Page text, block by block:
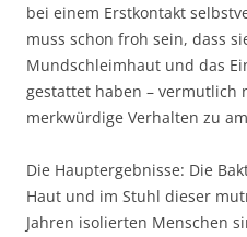
bei einem Erstkontakt
muss schon froh sein, dass
Mundschleimhaut und das
gestattet haben – vermutlich
merkwürdige Verhalten zu
Die Hauptergebnisse: Die
Haut und im Stuhl dieser
Jahren isolierten Menschen